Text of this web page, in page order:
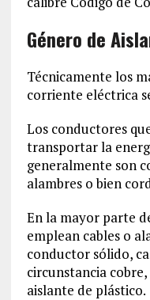
Género de
Técnicamente los
corriente eléctrica
Los conductores
transportar la
generalmente son
alambres o bien
En la mayor parte
emplean cables o
conductor sólido,
circunstancia
aislante de plástico.